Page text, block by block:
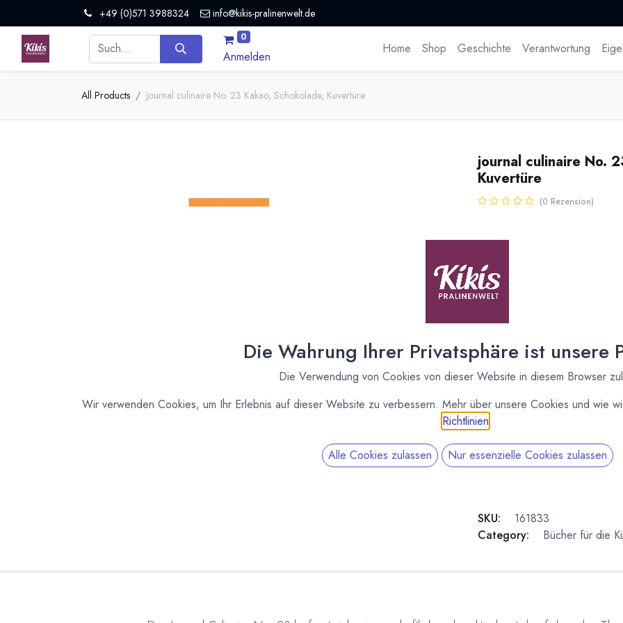
+49 (0)571 3988324 info@kikis-pralinenwelt.de
0
Anmelden
Home Shop Geschichte Verantwortung
All Products journal culinaire No. 23 Kakao, Schokolade, Kuvertüre
journal culinaire No.
Kuvertüre
(0 Rezension)
Ausgabe Nummer 23 dem
Chocolatiers wie Georg
15,90
Lieferzeit: sofort lieferbar
SKU:
161833
Category:
Bücher für die
Die Wahrung Ihrer Privatsphäre ist unsere
Die Verwendung von Cookies von dieser Website in diesem Browser
Wir verwenden Cookies, um Ihr Erlebnis auf dieser Website zu verbessern. Mehr über unsere Cookies und wie
Richtlinien
Alle Cookies zulassen Nur essenzielle Cookies zulassen